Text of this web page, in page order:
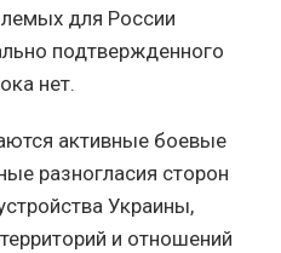
для России
подтвержденного
нет.
активные боевые
разногласия сторон
Украины,
и отношений